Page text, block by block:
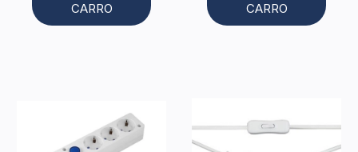
CARRO
CARRO